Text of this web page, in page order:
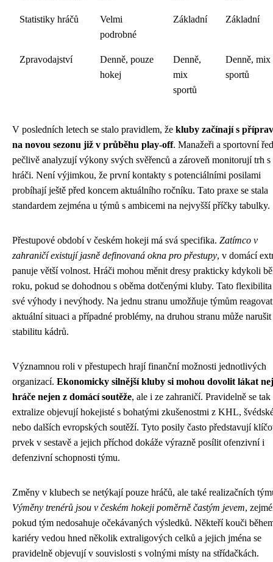
Statistiky hráčů
Velmi
podrobné
Základní Základní
Zpravodajství
Denně, pouze
hokej
Denně,
mix
sportů
Denně, mix
sportů
V posledních letech se stalo pravidlem, že kluby začínají s
na novou sezonu již v průběhu play-off. Manažeři a sportovní
pečlivě analyzují výkony svých svěřenců a zároveň monitorují trh s
hráči. Není výjimkou, že první kontakty s potenciálními posilami
probíhají ještě před koncem aktuálního ročníku. Tato praxe se stala
standardem zejména u týmů s ambicemi na nejvyšší příčky tabulky.
Přestupové období v českém hokeji má svá specifika. Zatímco v
zahraničí existují jasně definovaná okna pro přestupy, v domácí
panuje větší volnost. Hráči mohou měnit dresy prakticky kdykoli
roku, pokud se dohodnou s oběma dotčenými kluby. Tato flexibilita
své výhody i nevýhody. Na jednu stranu umožňuje týmům
aktuální situaci a případné problémy, na druhou stranu může narušit
stabilitu kádrů.
Významnou roli v přestupech hrají finanční možnosti jednotlivých
organizací. Ekonomicky silnější kluby si mohou dovolit lákat
hráče nejen z domácí soutěže, ale i ze zahraničí. Pravidelně se tak
extralize objevují hokejisté s bohatými zkušenostmi z KHL,
nebo dalších evropských soutěží. Tyto posily často představují
prvek v sestavě a jejich příchod dokáže výrazně posílit ofenzivní i
defenzivní schopnosti týmu.
Změny v klubech se netýkají pouze hráčů, ale také realizačních
Výměny trenérů jsou v českém hokeji poměrně častým jevem,
pokud tým nedosahuje očekávaných výsledků. Někteří kouči
kariéry vedou hned několik extraligových celků a jejich jména se
pravidelně objevují v souvislosti s volnými místy na střídačkách.